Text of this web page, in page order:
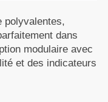
polyvalentes,
dans
modulaire avec
et des indicateurs